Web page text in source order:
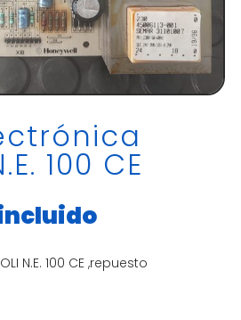
100 CE
N.E. 100 CE ,repuesto